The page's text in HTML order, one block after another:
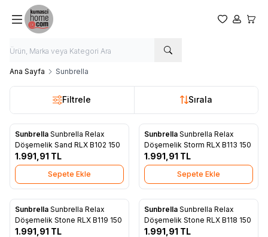
Favorilerim
Hesabım
Ana Sayfa Sunbrella
Filtrele Sırala
Yeni
Favorilere Ekle
Sunbrella Sunbrella Relax
Döşemelik Sand RLX B102 150
1.991,91 TL
Sepete Ekle
Yeni
Favorilere Ekle
Sunbrella Sunbrella Relax
Döşemelik Storm RLX B113 150
1.991,91 TL
Sepete Ekle
Yeni
Favorilere Ekle
Sunbrella Sunbrella Relax
Döşemelik Stone RLX B119 150
1.991,91 TL
Yeni
Favorilere Ekle
Sunbrella Sunbrella Relax
Döşemelik Stone RLX B118 150
1.991,91 TL